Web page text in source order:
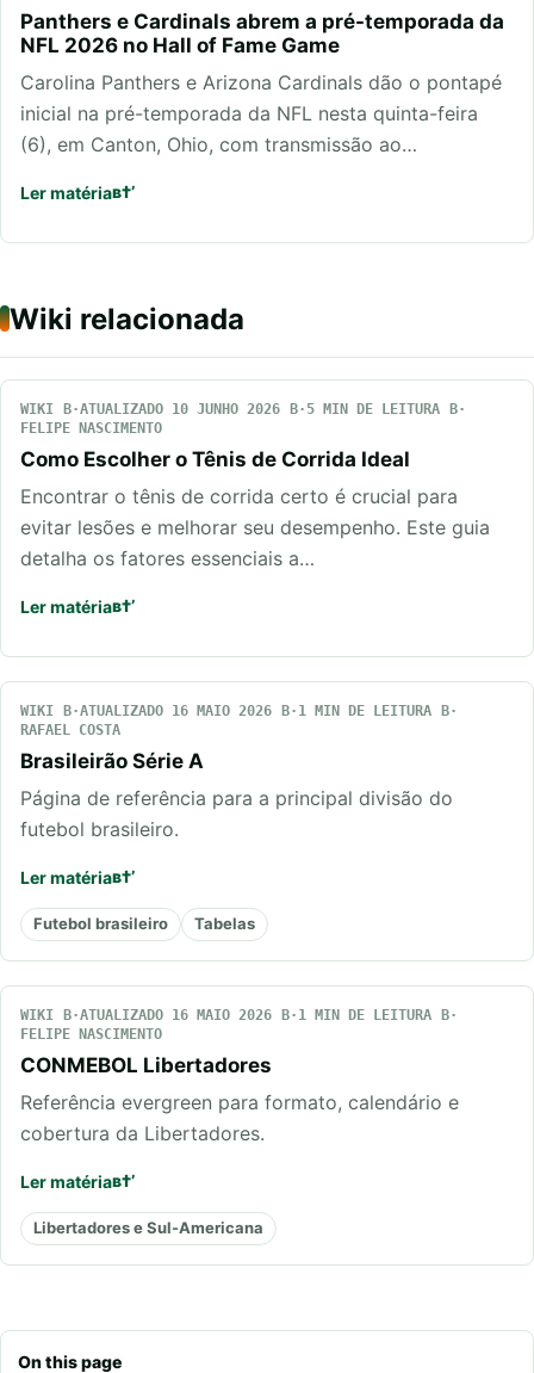
On this page
Panthers e Cardinals abrem a pré-temporada da
NFL 2026 no Hall of Fame Game
Carolina Panthers e Arizona Cardinals dão o pontapé
inicial na pré-temporada da NFL nesta quinta-feira
(6), em Canton, Ohio, com transmissão ao…
Ler matéria
Wiki relacionada
WIKI ATUALIZADO 10 JUNHO 2026
5 MIN DE LEITURA
FELIPE NASCIMENTO
Como Escolher o Tênis de Corrida Ideal
Encontrar o tênis de corrida certo é crucial para
evitar lesões e melhorar seu desempenho. Este guia
detalha os fatores essenciais a…
Ler matéria
WIKI ATUALIZADO 16 MAIO 2026
1 MIN DE LEITURA
RAFAEL COSTA
Brasileirão Série A
Página de referência para a principal divisão do
futebol brasileiro.
Ler matéria
Futebol brasileiro Tabelas
WIKI ATUALIZADO 16 MAIO 2026
1 MIN DE LEITURA
FELIPE NASCIMENTO
CONMEBOL Libertadores
Referência evergreen para formato, calendário e
cobertura da Libertadores.
Ler matéria
Libertadores e Sul-Americana